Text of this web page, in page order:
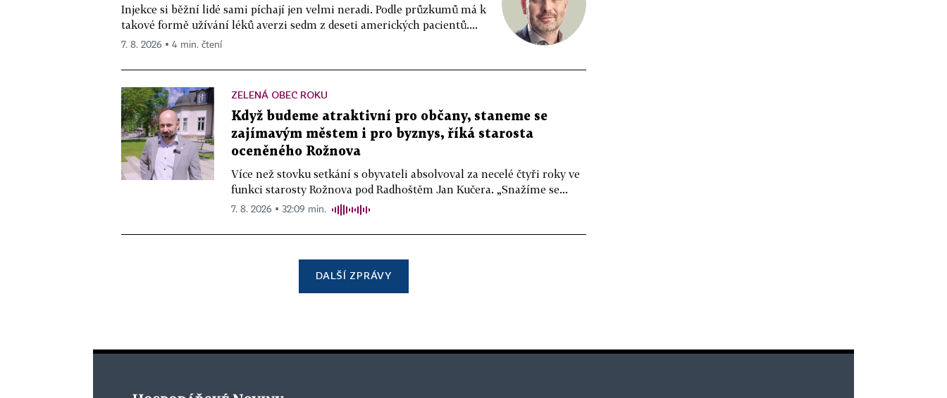
Injekce si běžní lidé sami píchají jen velmi neradi. Podle průzkumů má k
takové formě užívání léků averzi sedm z deseti amerických pacientů....
7. 8. 2026 ▪ 4 min. čtení
ZELENÁ OBEC ROKU
Když budeme atraktivní pro občany, staneme se
zajímavým městem i pro byznys, říká starosta
oceněného Rožnova
Více než stovku setkání s obyvateli absolvoval za necelé čtyři roky ve
funkci starosty Rožnova pod Radhoštěm Jan Kučera. „Snažíme se...
7. 8. 2026 ▪ 32:09 min.
DALŠÍ ZPRÁVY